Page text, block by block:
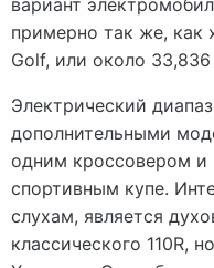
примерно так же, как
Golf, или около
Электрический
дополнительными
одним кроссовером и
спортивным купе.
слухам, является
классического 110R,